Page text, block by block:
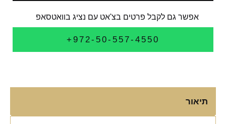
אפשר גם לקבל פרטים בצ'אט עם נציג בוואטסאפ
972-50-557-4550+
תיאור